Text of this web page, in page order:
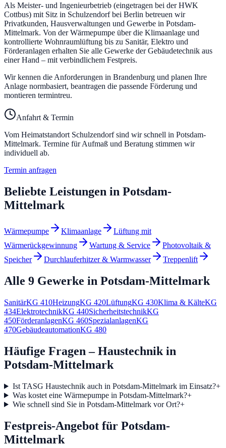
Als Meister- und Ingenieurbetrieb (eingetragen bei der HWK
Cottbus) mit Sitz in Schulzendorf bei Berlin betreuen wir
Privatkunden, Hausverwaltungen und Gewerbe in Potsdam-
Mittelmark. Von der Wärmepumpe über die Klimaanlage und
kontrollierte Wohnraumlüftung bis zu Sanitär, Elektro und
Förderanlagen erhalten Sie alle Gewerke der Gebäudetechnik aus
einer Hand – mit verbindlichem Festpreis.
Wir kennen die Anforderungen in Brandenburg und planen Ihre
Anlage normbasiert, beantragen die passende Förderung und
montieren termintreu.
Anfahrt & Termin
Vom Heimatstandort Schulzendorf sind wir schnell in Potsdam-
Mittelmark. Termine für Aufmaß und Beratung stimmen wir
individuell ab.
Termin anfragen
Beliebte Leistungen in Potsdam-
Mittelmark
Wärmepumpe Klimaanlage
Lüftung mit
Wärmerückgewinnung
Wartung & Service
Photovoltaik &
Speicher
Durchlauferhitzer & Warmwasser Treppenlift
Alle 9 Gewerke in Potsdam-Mittelmark
SanitärKG 410HeizungKG 420LüftungKG 430Klima & KälteKG
434ElektrotechnikKG 440SicherheitstechnikKG
450FörderanlagenKG 460SpezialanlagenKG
470GebäudeautomationKG 480
Häufige Fragen – Haustechnik in
Potsdam-Mittelmark
Ist TASG Haustechnik auch in Potsdam-Mittelmark im Einsatz?+
Was kostet eine Wärmepumpe in Potsdam-Mittelmark?+
Wie schnell sind Sie in Potsdam-Mittelmark vor Ort?+
Festpreis-Angebot für Potsdam-
Mittelmark